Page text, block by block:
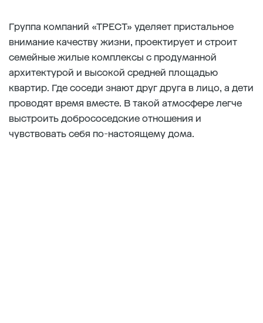
Группа компаний «ТРЕСТ» уделяет пристальное
внимание качеству жизни, проектирует и строит
семейные жилые комплексы с продуманной
архитектурой и высокой средней площадью
квартир. Где соседи знают друг друга в лицо, а дети
проводят время вместе. В такой атмосфере легче
выстроить добрососедские отношения и
чувствовать себя по-настоящему дома.